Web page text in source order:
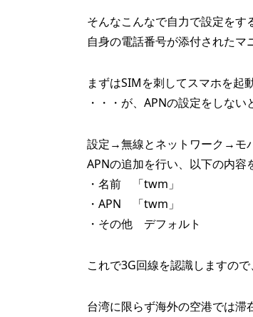
そんなこんなで自力で設定をす
自身の電話番号が添付されたマ
まずはSIMを刺してスマホを起
・・・が、APNの設定をしない
設定→無線とネットワーク→モ
APNの追加を行い、以下の内容
・名前 「twm」
・APN 「twm」
・その他 デフォルト
これで3G回線を認識しますの
台湾に限らず海外の空港では滞